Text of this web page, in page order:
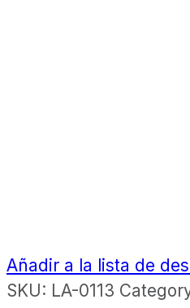
Añadir a la lista de
SKU: LA-0113